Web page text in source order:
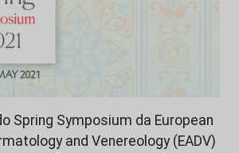
Spring Symposium da European
and Venereology (EADV)